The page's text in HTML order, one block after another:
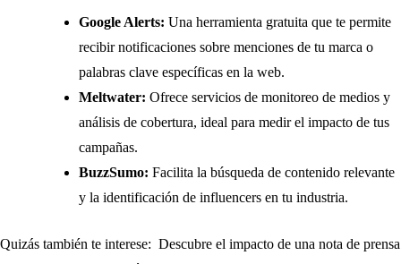
Google Alerts: Una herramienta gratuita que te permite
recibir notificaciones sobre menciones de tu marca o
palabras clave específicas en la web.
Meltwater: Ofrece servicios de monitoreo de medios y
análisis de cobertura, ideal para medir el impacto de tus
campañas.
BuzzSumo: Facilita la búsqueda de contenido relevante
y la identificación de influencers en tu industria.
Quizás también te interese: Descubre el impacto de una nota de prensa